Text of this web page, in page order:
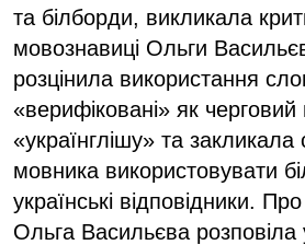
та білборди, викликала
мовознавиці Ольги
розцінила використання
«верифіковані» як
«українглішу» та закликала
мовника використовувати
українські відповідники.
Ольга Васильєва розповіла